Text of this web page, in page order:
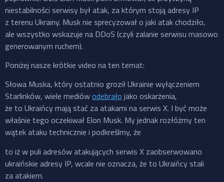
niestabilności serwisy był atak, za którym stoją adresy IP
z terenu Ukrainy. Musk nie sprecyzował o jaki atak chodziło,
ale wszystko wskazuje na DDoS (czyli zalanie serwisu masowo
generowanym ruchem).
Poniżej nasze krótkie video na ten temat:
Słowa Muska, który ostatnio groził Ukrainie wyłączeniem
Starlinków, wiele mediówodebrało jako oskarżenia,
że to Ukraińcy mają stać za atakami na serwis X. I być może
właśnie tego oczekiwał Elon Musk. My jednak rozłóżmy ten
wątek ataku technicznie i podkreślmy, że
to iż w puli adresów atakujących serwis X zaobserwowano
ukraińskie adresy IP, wcale nie oznacza, że to Ukraińcy stali
za atakiem.